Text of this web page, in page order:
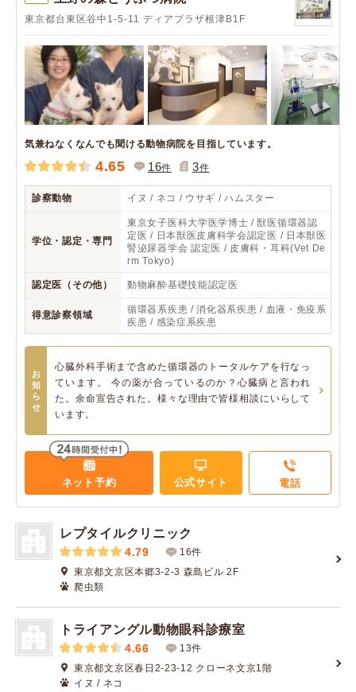
東京都台東区谷中1-5-11 ディアプラザ根津B1F
気兼ねなくなんでも聞ける動物病院を目指しています。
4.65 16件 3件
診察動物 イヌ / ネコ / ウサギ / ハムスター
学位・認定・専門
東京女子医科大学医学博士 / 獣医循環器認
定医 / 日本獣医皮膚科学会認定医 / 日本獣医
腎泌尿器学会 認定医 / 皮膚科・耳科(Vet De
rm Tokyo)
認定医（その他） 動物麻酔基礎技能認定医
得意診察領域
循環器系疾患 / 消化器系疾患 / 血液・免疫系
疾患 / 感染症系疾患
お
知
ら
せ
心臓外科手術まで含めた循環器のトータルケアを行なっ
ています。 今の薬が合っているのか？心臓病と言われ
た。余命宣告された。様々な理由で皆様相談にいらして
います。
ネット予約 公式サイト 電話
レプタイルクリニック
4.79
16件
東京都文京区本郷3-2-3 森島ビル 2F
爬虫類
トライアングル動物眼科診療室
4.66
13件
東京都文京区春日2-23-12 クローネ文京1階
イヌ / ネコ